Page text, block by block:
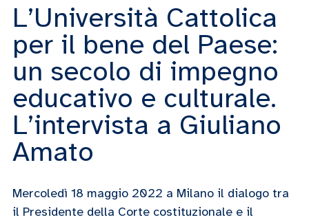
L’Università Cattolica
per il bene del Paese:
un secolo di impegno
educativo e culturale.
L’intervista a Giuliano
Amato
Mercoledì 18 maggio 2022 a Milano il dialogo tra
il Presidente della Corte costituzionale e il